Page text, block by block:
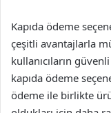
Kapıda ödeme
çeşitli avantajlarla
kullanıcıların
kapıda ödeme
ödeme ile birlikte